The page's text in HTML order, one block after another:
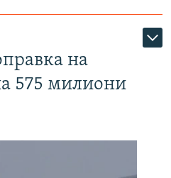
на
575 милиони